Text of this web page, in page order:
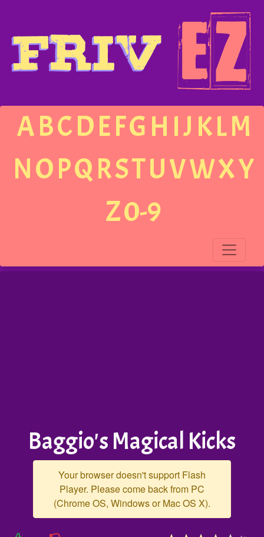
ABCDEFGH IJ KLM
NOPQRSTUVWXY
Z0-9
Baggio's Magical Kicks
Your browser doesn't support Flash
Player. Please come back from PC
(Chrome OS, Windows or Mac OS X).